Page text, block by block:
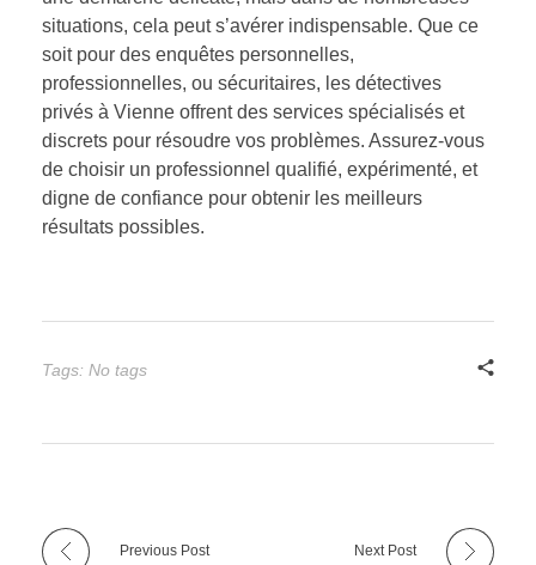
situations, cela peut s’avérer indispensable. Que ce
soit pour des enquêtes personnelles,
professionnelles, ou sécuritaires, les détectives
privés à Vienne offrent des services spécialisés et
discrets pour résoudre vos problèmes. Assurez-vous
de choisir un professionnel qualifié, expérimenté, et
digne de confiance pour obtenir les meilleurs
résultats possibles.
Tags: No tags
Previous Post Next Post